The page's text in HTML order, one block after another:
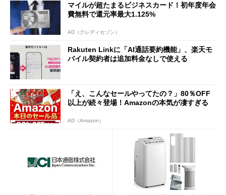
マイルが超たまるビジネスカード！初年度年会
費無料で還元率最大1.125%
AD（クレディセゾン）
Rakuten Linkに「AI通話要約機能」、楽天モ
バイル契約者は追加料金なしで使える
「え、こんなセールやってたの？」80％OFF
以上が続々登場！Amazonの本気が凄すぎる
AD（Amazon）